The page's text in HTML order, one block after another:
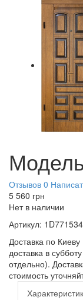
Отзывов 0
5 560 грн
Нет в наличии
Артикул:
Доставка по
доставка в
отдельно).
стоимость